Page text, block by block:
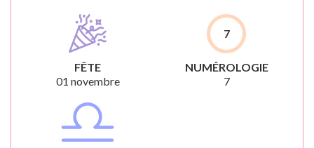
FÊTE
01 novembre
7
NUMÉROLOGIE
7